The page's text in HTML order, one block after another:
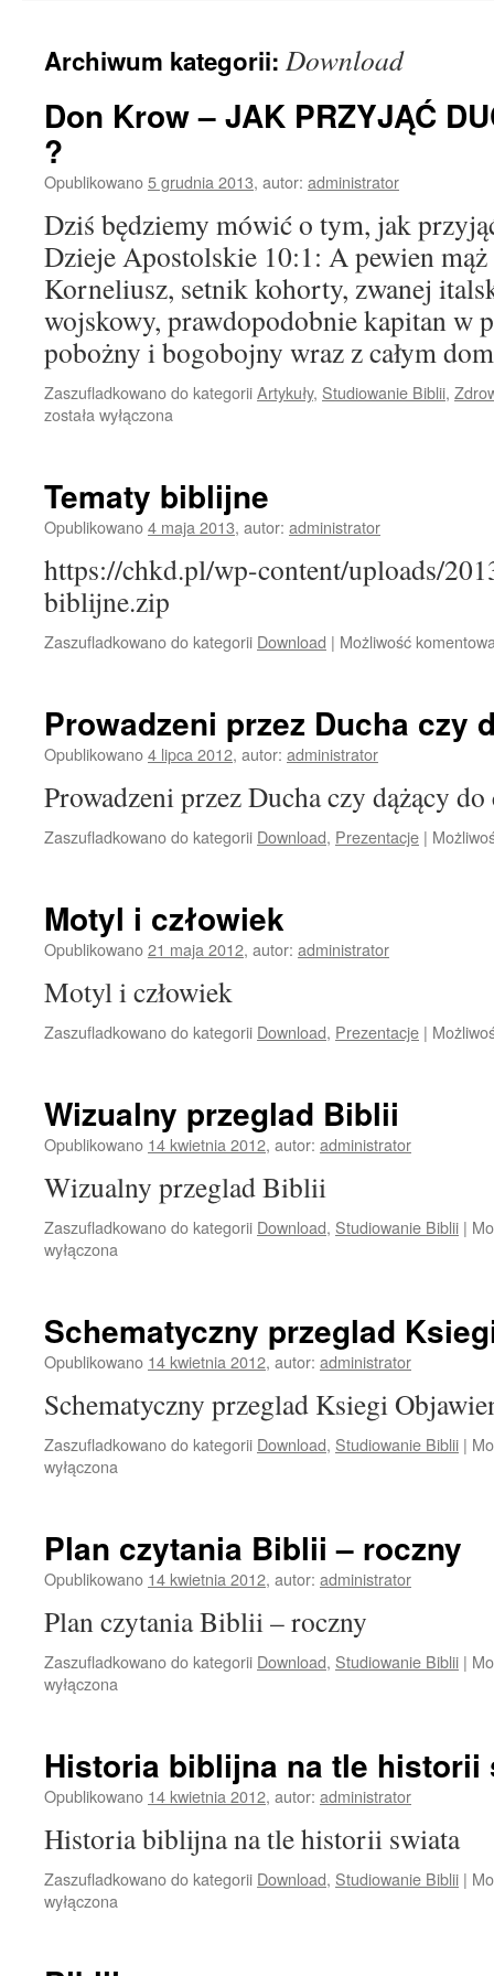
Archiwum kategorii: Download
Don Krow – JAK PRZYJĄĆ
?
Opublikowano5 grudnia 2013, autor: administrator
Dziś będziemy mówić o tym, jak
Dzieje Apostolskie 10:1: A pewien
Korneliusz, setnik kohorty, zwanej
wojskowy, prawdopodobnie kapitan w
pobożny i bogobojny wraz z całym
Zaszufladkowano do kategoriiArtykuły, Studiowanie Biblii,
została wyłączona
Tematy biblijne
Opublikowano4 maja 2013, autor: administrator
https://chkd.pl/wp-content/uploads/
biblijne.zip
Zaszufladkowano do kategorii Download | Możliwość
Prowadzeni przez Ducha czy
Opublikowano4 lipca 2012, autor: administrator
Prowadzeni przez Ducha czy dążący do
Zaszufladkowano do kategorii Download, Prezentacje |
Motyl i człowiek
Opublikowano21 maja 2012, autor: administrator
Motyl i człowiek
Zaszufladkowano do kategorii Download, Prezentacje |
Wizualny przeglad Biblii
Opublikowano 14 kwietnia 2012, autor: administrator
Wizualny przeglad Biblii
Zaszufladkowano do kategorii Download, Studiowanie Biblii |
wyłączona
Schematyczny przeglad
Opublikowano 14 kwietnia 2012, autor: administrator
Schematyczny przeglad Ksiegi
Zaszufladkowano do kategorii Download, Studiowanie Biblii |
wyłączona
Plan czytania Biblii – roczny
Opublikowano 14 kwietnia 2012, autor: administrator
Plan czytania Biblii – roczny
Zaszufladkowano do kategorii Download, Studiowanie Biblii |
wyłączona
Historia biblijna na tle historii
Opublikowano 14 kwietnia 2012, autor: administrator
Historia biblijna na tle historii swiata
Zaszufladkowano do kategorii Download, Studiowanie Biblii |
wyłączona